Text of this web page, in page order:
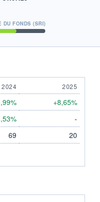
DU FONDS (SRI)
2024
2025
+8,65%
-
69 20